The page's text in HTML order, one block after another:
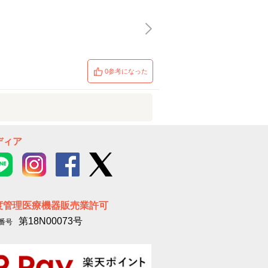
0参考になった
ィア
管理医療機器販売業許可
号 第18N00073号